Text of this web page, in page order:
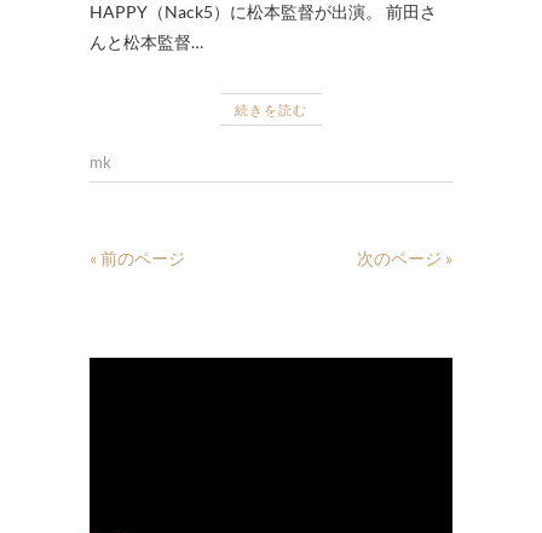
HAPPY（Nack5）に松本監督が出演。 前田さ
んと松本監督…
続きを読む
mk
« 前のページ 次のページ »